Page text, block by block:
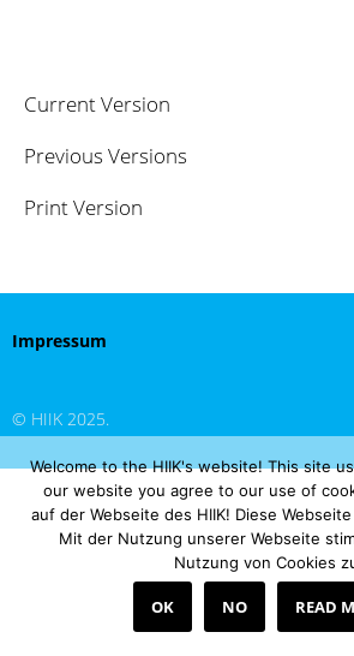
Current Version
Previous Versions
Print Version
Impressum
© HIIK 2025.
Welcome to the HIIK's website! This site
our website you agree to our use of
auf der Webseite des HIIK! Diese
Mit der Nutzung unserer Webseite
Nutzung von Cookies
OK NO READ